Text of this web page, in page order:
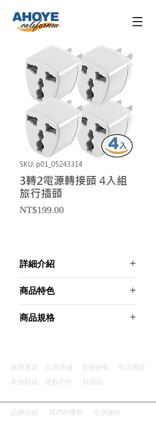
SKU: p01_05243314
3轉2電源轉接頭 4入組
旅行插頭
NT$199.00Price
詳細介紹
商品特色
優選材質：選用防火阻燃PC材料
商品規格
主要材質：塑料、金屬
商品尺寸：4.5*4*4cm
產地名稱：中國大陸
代理商：亞桓有限公司
家用電器 3C與周邊 美妝保養
生活雜貨
衣包鞋錶
運動戶外 日用品
品牌介紹 我們的優勢 交易條件